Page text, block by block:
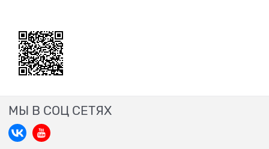
МЫ В СОЦ СЕТЯХ